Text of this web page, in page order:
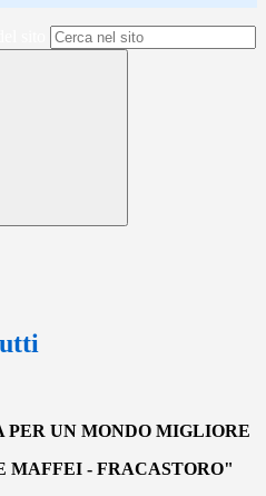
UN MONDO MIGLIORE
MAFFEI - FRACASTORO"